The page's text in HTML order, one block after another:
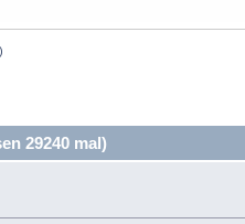
29240 mal)